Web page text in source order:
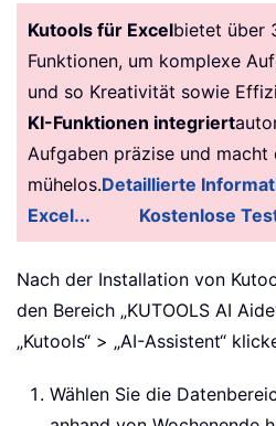
Kutools für Excelbietet über
Funktionen, um komplexe
und so Kreativität sowie
KI-Funktionen integriert
Aufgaben präzise und
mühelos.Detaillierte
Excel...
Kostenlose
Nach der Installation von
den Bereich „KUTOOLS AI
„Kutools“ > „AI-Assistent“
Wählen Sie die